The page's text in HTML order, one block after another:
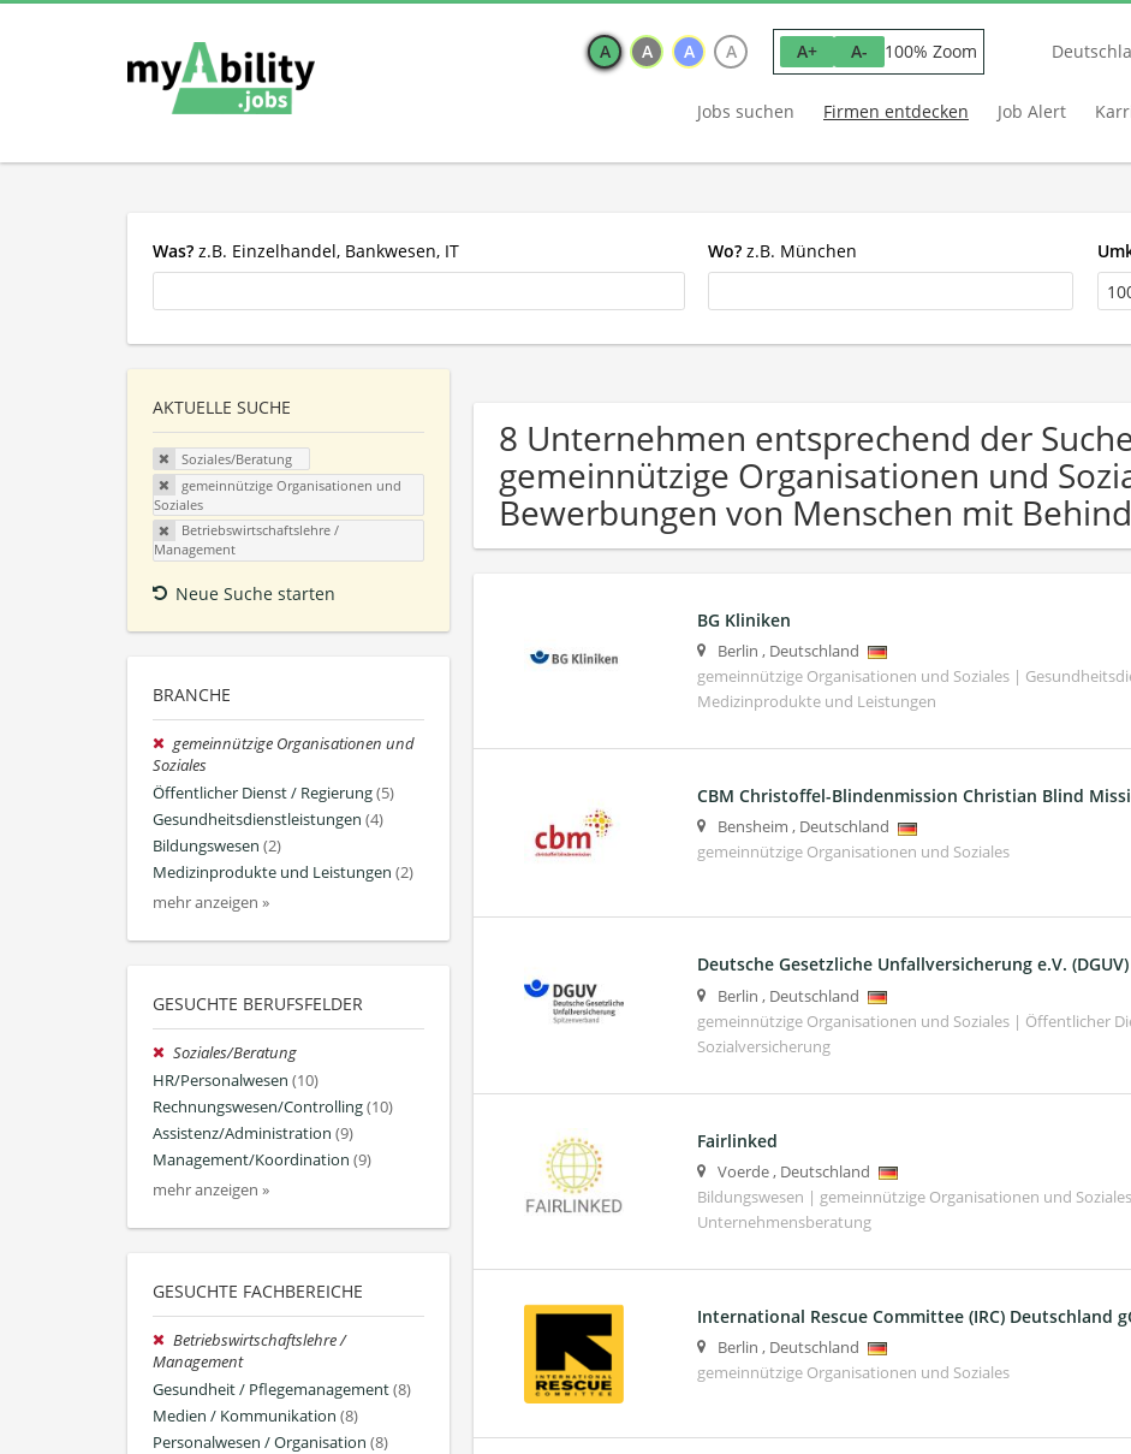
A A A A A+ A- 100% Zoom
Jobs suchen Firmen entdecken Job Alert
Was? z.B. Einzelhandel, Bankwesen, IT Wo? z.B. München
AKTUELLE SUCHE
Soziales/Beratung
gemeinnützige Organisationen und
Soziales
Betriebswirtschaftslehre /
Management
Neue Suche starten
BRANCHE
gemeinnützige Organisationen und
Soziales
Öffentlicher Dienst / Regierung(5)
Gesundheitsdienstleistungen (4)
Bildungswesen (2)
Medizinprodukte und Leistungen (2)
mehr anzeigen »
GESUCHTE BERUFSFELDER
Soziales/Beratung
HR/Personalwesen (10)
Rechnungswesen/Controlling(10)
Assistenz/Administration (9)
Management/Koordination (9)
mehr anzeigen »
GESUCHTE FACHBEREICHE
Betriebswirtschaftslehre /
Management
Gesundheit / Pflegemanagement(8)
Medien / Kommunikation (8)
Personalwesen / Organisation (8)
8 Unternehmen entsprechend der
gemeinnützige Organisationen und
Bewerbungen von Menschen mit
BG Kliniken
Berlin , Deutschland
gemeinnützige Organisationen und Soziales |
Medizinprodukte und Leistungen
CBM Christoffel-Blindenmission Christian Blind
Bensheim , Deutschland
gemeinnützige Organisationen und Soziales
Deutsche Gesetzliche Unfallversicherung e.V. (DGUV)
Berlin , Deutschland
gemeinnützige Organisationen und Soziales | Öffentlicher
Sozialversicherung
Fairlinked
Voerde, Deutschland
Bildungswesen | gemeinnützige Organisationen und
Unternehmensberatung
International Rescue Committee (IRC) Deutschland
Berlin , Deutschland
gemeinnützige Organisationen und Soziales